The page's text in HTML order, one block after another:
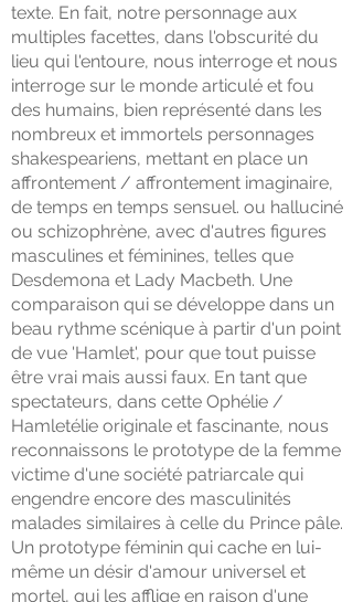
texte. En fait, notre personnage aux
multiples facettes, dans l'obscurité du
lieu qui l'entoure, nous interroge et nous
interroge sur le monde articulé et fou
des humains, bien représenté dans les
nombreux et immortels personnages
shakespeariens, mettant en place un
affrontement / affrontement imaginaire,
de temps en temps sensuel. ou halluciné
ou schizophrène, avec d'autres figures
masculines et féminines, telles que
Desdemona et Lady Macbeth. Une
comparaison qui se développe dans un
beau rythme scénique à partir d'un point
de vue 'Hamlet', pour que tout puisse
être vrai mais aussi faux. En tant que
spectateurs, dans cette Ophélie /
Hamletélie originale et fascinante, nous
reconnaissons le prototype de la femme
victime d'une société patriarcale qui
engendre encore des masculinités
malades similaires à celle du Prince pâle.
Un prototype féminin qui cache en lui-
même un désir d'amour universel et
mortel, qui les afflige en raison d'une